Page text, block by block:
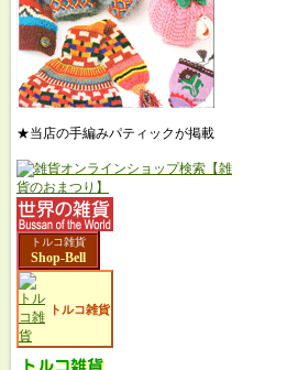
★当店の手編みパティックが掲載
トルコ雑貨
Shop-Bell
トルコ雑貨